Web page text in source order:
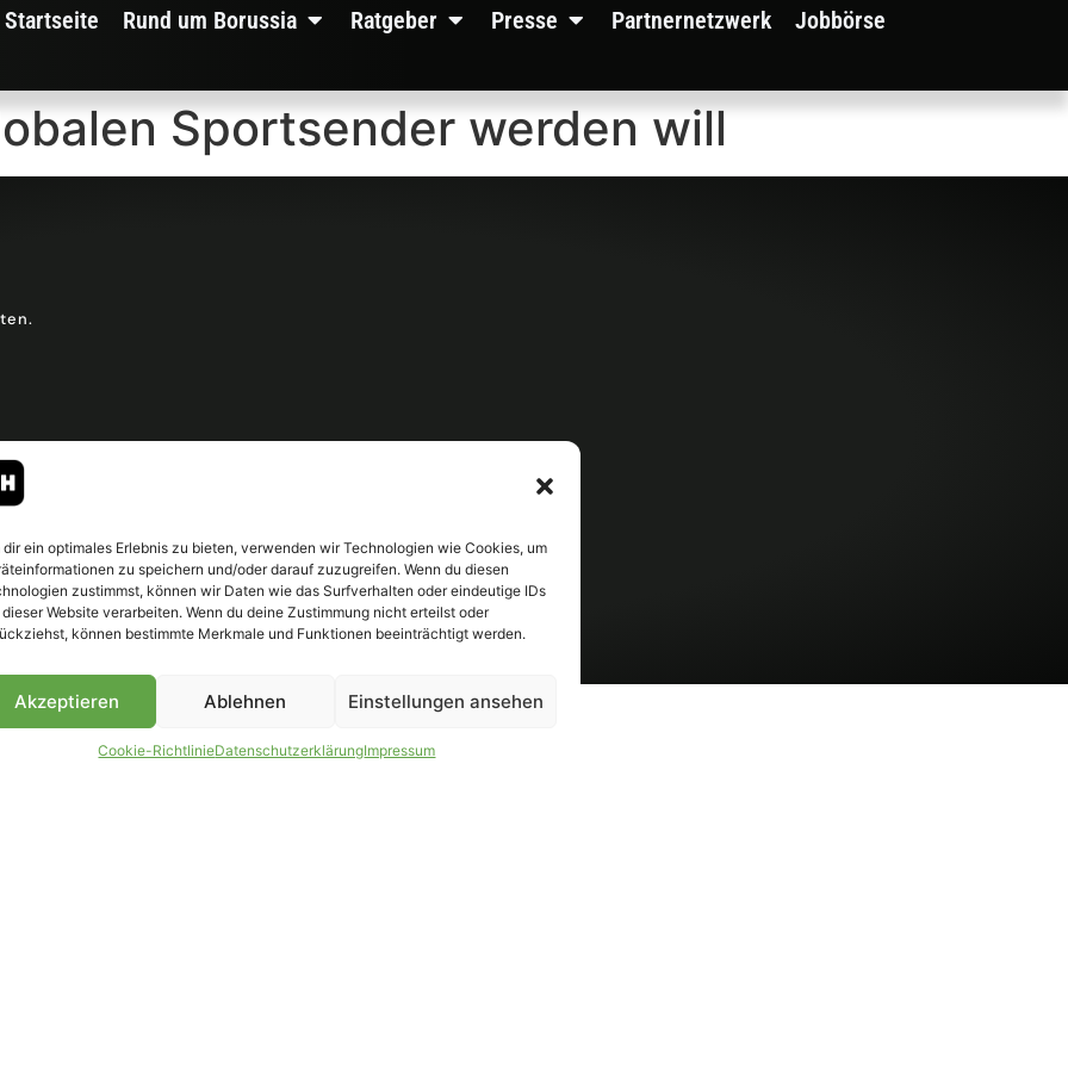
dir ein optimales Erlebnis zu bieten, verwenden wir Technologien wie Cookies, um
zu speichern und/oder darauf zuzugreifen. Wenn du diesen
zustimmst, können wir Daten wie das Surfverhalten oder eindeutige IDs
Website verarbeiten. Wenn du deine Zustimmung nicht erteilst oder
können bestimmte Merkmale und Funktionen beeinträchtigt werden.
Akzeptieren Ablehnen Einstellungen ansehen
Cookie-RichtlinieDatenschutzerklärungImpressum
Startseite Rund um Borussia Ratgeber Presse Partnernetzwerk Jobbörse
Sportsender werden will